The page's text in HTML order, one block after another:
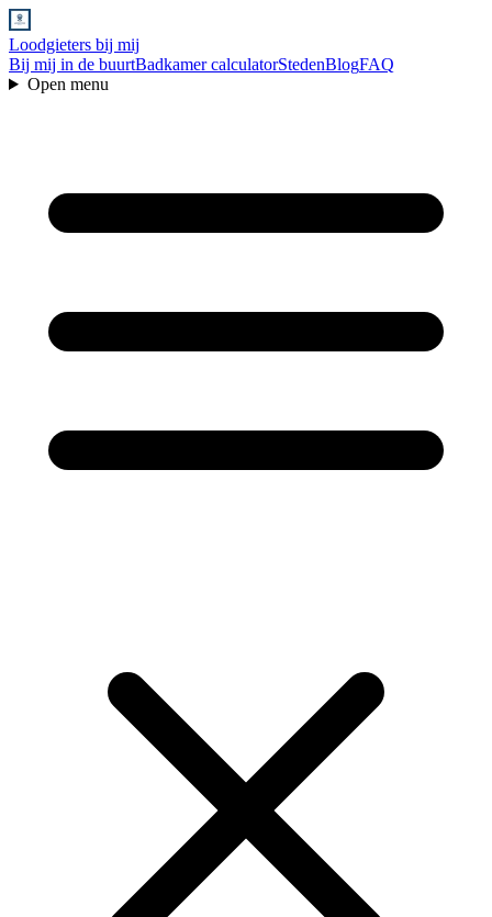
Loodgieters bij mij
Bij mij in de buurtBadkamer calculatorStedenBlogFAQ
Open menu